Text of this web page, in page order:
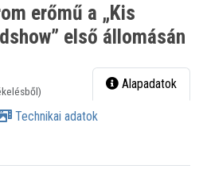
erőmű a „Kis
első állomásán
Alapadatok
Technikai adatok